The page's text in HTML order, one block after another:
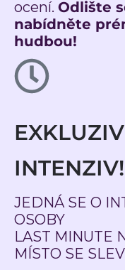
ocení. Odlište
nabídněte
hudbou!
INTENZIV!
JEDNÁ SE O
OSOBY
LAST MINUTE
MÍSTO SE